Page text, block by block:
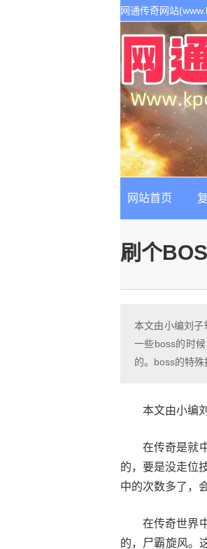
网通传奇网站
1.80传奇开区服务
网站首页
刷个
本文由小编刘子
一些boss的时
的。boss的特
本文由小编
在传奇是就
的，要是没走位
中的次数多了，
在传奇世界
的，尸霸旋风。